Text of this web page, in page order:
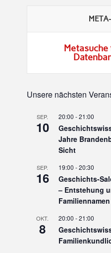
Metasuche
Unsere nächsten
SEP.
10
20:00 -21:00
Jahre
Sicht
SEP.
16
19:00 -20:30
Geschichts-
– Entstehung
Familiennamen
OKT.
8
20:00 -21:00